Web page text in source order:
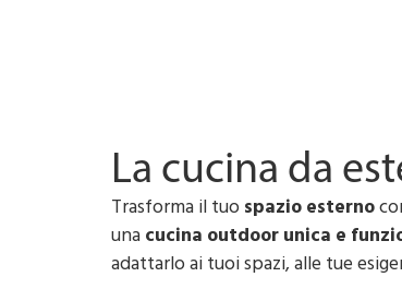
La cucina da
Trasforma il tuo spazio esterno
unacucina outdoor unica e
adattarlo ai tuoi spazi, alle tue